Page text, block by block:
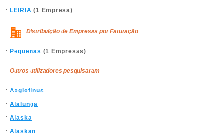
LEIRIA (1 Empresa)
Distribuição de Empresas por Faturação
Pequenas (1 Empresas)
Outros utilizadores pesquisaram
Aeglefinus
Alalunga
Alaska
Alaskan